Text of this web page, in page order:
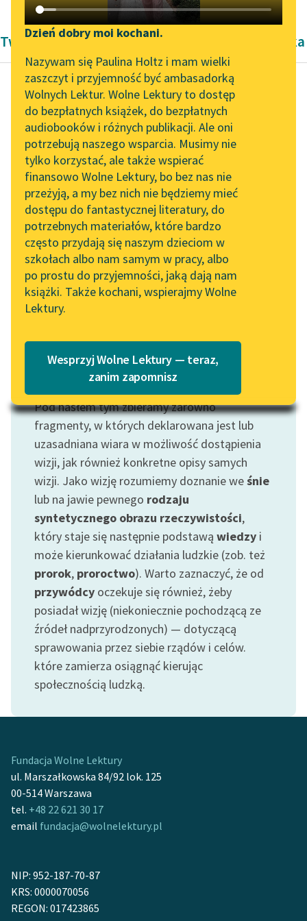
Katalog DAISY
Podkasty o książkach
Zgłoś brak utworu
Aktualności
Zapraszamy na spotkanie
online z tłumaczkami
literatury skandynawskiej
Spotkanie z Katarzyną
Tunkiel w Oslo
Wolne Lektury na 32.
Pol’and’Rock Festivalu
„Kochanek Lady
Chatterley” do słuchania
na Wolnych Lekturach
Nowy audiobook –
„Marzenie o Oriencie”
Lektury szkolne i klasyka
literatury do słuchania dla
uczennic i uczniów z
niepełnosprawnościami
E-kolekcja lektur
szkolnych i literatury do
słuchania dla uczennic i
uczniów z
niepełnosprawnościami
Feministyczne inspiracje.
Popularyzacja
skandynawskiej literatury
feministycznej
Ręce pełne poezji
Kolekcje edukacyjne
do domeny publicznej,
Odkurzamy bohaterów
Szkoła Poezji Wolnych
Lektur
Narzędzia
Mapa Wolnych Lektur
Leśmianator
Przewodnik dla piszących i
czytających
API
OAI-PMH
Widget Wolnych Lektur
Przypisy
Katalog w formacie PDF
Kontakt
O projekcie
Dzień dobry moi kochani.
Nazywam się Paulina Holtz i mam wielki
zaszczyt i przyjemność być ambasadorką
Wolnych Lektur. Wolne Lektury to dostęp
do bezpłatnych książek, do bezpłatnych
audiobooków i różnych publikacji. Ale oni
potrzebują naszego wsparcia. Musimy nie
tylko korzystać, ale także wspierać
finansowo Wolne Lektury, bo bez nas nie
przeżyją, a my bez nich nie będziemy mieć
dostępu do fantastycznej literatury, do
potrzebnych materiałów, które bardzo
często przydają się naszym dzieciom w
szkołach albo nam samym w pracy, albo
po prostu do przyjemności, jaką dają nam
książki. Także kochani, wspierajmy Wolne
Lektury.
Wesprzyj Wolne Lektury — teraz,
zanim zapomnisz
Twórczość okresu współczesności Wita Szostaka
Wit Szostak
Posłowie
Opowieść pracuje w
nas długo po
zamknięciu okładek i
nawet skończona oraz
fabularnie pozamykana
konstrukcja...
Czytaj więcej
Motyw: Wizja
Pod hasłem tym zbieramy zarówno
fragmenty, w których deklarowana jest lub
uzasadniana wiara w możliwość dostąpienia
wizji, jak również konkretne opisy samych
wizji. Jako wizję rozumiemy doznanie weśnie
lub na jawie pewnego rodzaju
syntetycznego obrazu rzeczywistości,
który staje się następnie podstawą wiedzy i
może kierunkować działania ludzkie (zob. też
prorok, proroctwo). Warto zaznaczyć, że od
przywódcy oczekuje się również, żeby
posiadał wizję (niekoniecznie pochodzącą ze
źródeł nadprzyrodzonych) — dotyczącą
sprawowania przez siebie rządów i celów.
które zamierza osiągnąć kierując
społecznością ludzką.
Fundacja Wolne Lektury
ul. Marszałkowska 84/92 lok. 125
00-514 Warszawa
tel. +48 22 621 30 17
email fundacja@wolnelektury.pl
NIP: 952-187-70-87
KRS: 0000070056
REGON: 017423865